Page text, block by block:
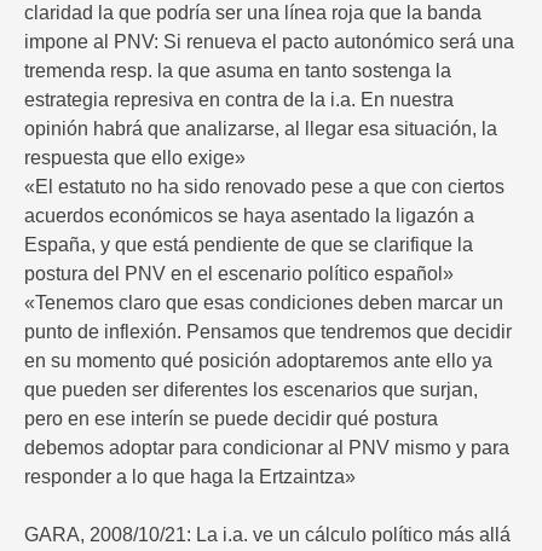
claridad la que podría ser una línea roja que la banda
impone al PNV: Si renueva el pacto autonómico será una
tremenda resp. la que asuma en tanto sostenga la
estrategia represiva en contra de la i.a. En nuestra
opinión habrá que analizarse, al llegar esa situación, la
respuesta que ello exige»
«El estatuto no ha sido renovado pese a que con ciertos
acuerdos económicos se haya asentado la ligazón a
España, y que está pendiente de que se clarifique la
postura del PNV en el escenario político español»
«Tenemos claro que esas condiciones deben marcar un
punto de inflexión. Pensamos que tendremos que decidir
en su momento qué posición adoptaremos ante ello ya
que pueden ser diferentes los escenarios que surjan,
pero en ese interín se puede decidir qué postura
debemos adoptar para condicionar al PNV mismo y para
responder a lo que haga la Ertzaintza»
GARA, 2008/10/21: La i.a. ve un cálculo político más allá